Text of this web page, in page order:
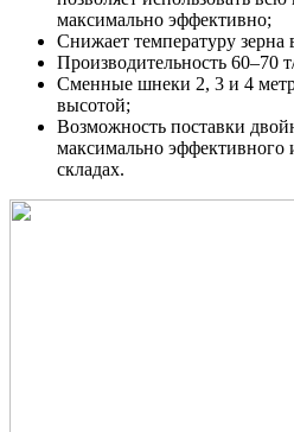
максимально эффективно;
Снижает температуру зерна
Производительность 60–70
Сменные шнеки 2, 3 и 4
высотой;
Возможность поставки
максимально эффективного
складах.